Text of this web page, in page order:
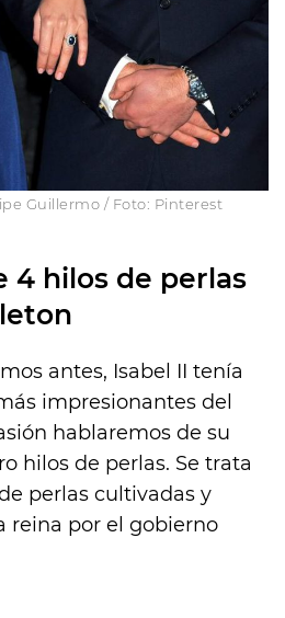
Guillermo / Foto: Pinterest
4 hilos de perlas
antes, Isabel II tenía
impresionantes del
hablaremos de su
hilos de perlas. Se trata
perlas cultivadas y
reina por el gobierno